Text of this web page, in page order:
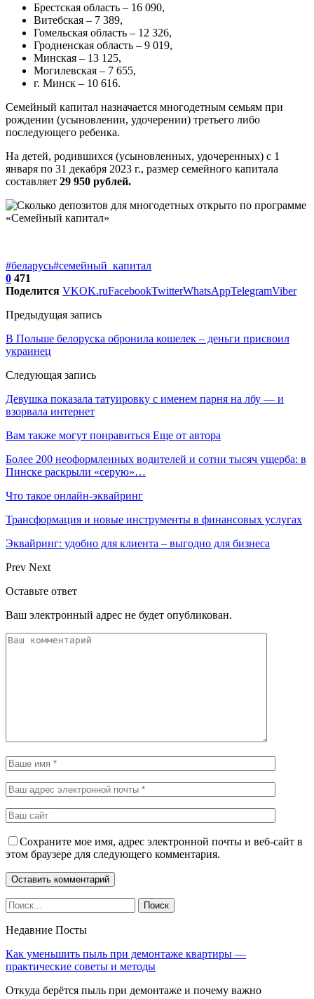
Брестская область – 16 090,
Витебская – 7 389,
Гомельская область – 12 326,
Гродненская область – 9 019,
Минская – 13 125,
Могилевская – 7 655,
г. Минск – 10 616.
Семейный капитал назначается многодетным семьям при
рождении (усыновлении, удочерении) третьего либо
последующего ребенка.
На детей, родившихся (усыновленных, удочеренных) с 1
января по 31 декабря 2023 г., размер семейного капитала
составляет 29 950 рублей.
#беларусь#семейный_капитал
0 471
Поделится VKOK.ruFacebookTwitterWhatsAppTelegramViber
Предыдущая запись
В Польше белоруска обронила кошелек – деньги присвоил
украинец
Следующая запись
Девушка показала татуировку с именем парня на лбу — и
взорвала интернет
Вам также могут понравиться Еще от автора
Более 200 неоформленных водителей и сотни тысяч ущерба: в
Пинске раскрыли «серую»…
Что такое онлайн-эквайринг
Трансформация и новые инструменты в финансовых услугах
Эквайринг: удобно для клиента – выгодно для бизнеса
Prev Next
Оставьте ответ
Ваш электронный адрес не будет опубликован.
Сохраните мое имя, адрес электронной почты и веб-сайт в
этом браузере для следующего комментария.
Недавние Посты
Как уменьшить пыль при демонтаже квартиры —
практические советы и методы
Откуда берётся пыль при демонтаже и почему важно